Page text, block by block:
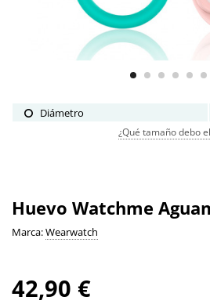
Diámetro
¿Qué tamaño debo
Huevo Watchme
Marca:Wearwatch
42,90 €